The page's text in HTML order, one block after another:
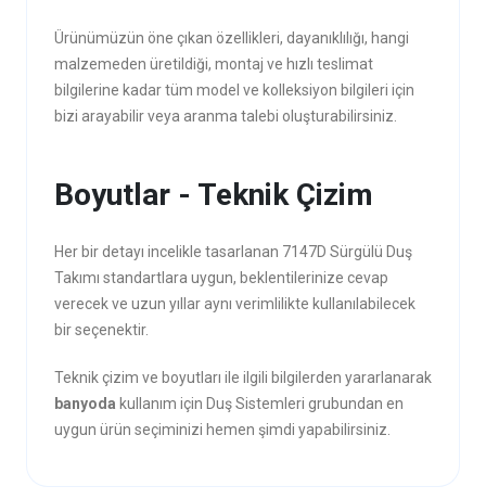
Ürünümüzün öne çıkan özellikleri, dayanıklılığı, hangi
malzemeden üretildiği, montaj ve hızlı teslimat
bilgilerine kadar tüm model ve kolleksiyon bilgileri için
bizi arayabilir veya aranma talebi oluşturabilirsiniz.
Boyutlar - Teknik Çizim
Her bir detayı incelikle tasarlanan 7147D Sürgülü Duş
Takımı standartlara uygun, beklentilerinize cevap
verecek ve uzun yıllar aynı verimlilikte kullanılabilecek
bir seçenektir.
Teknik çizim ve boyutları ile ilgili bilgilerden yararlanarak
banyoda kullanım için Duş Sistemleri grubundan en
uygun ürün seçiminizi hemen şimdi yapabilirsiniz.